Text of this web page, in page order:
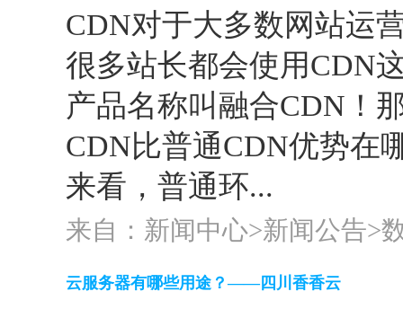
CDN对于大多数网站运
很多站长都会使用CDN
产品名称叫融合CDN！
CDN比普通CDN优势在
来看，普通环...
来自：新闻中心>新闻公告>
云服务器有哪些用途？——四川香香云